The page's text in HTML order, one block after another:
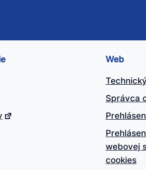
Web
Správca
webovej
cookies